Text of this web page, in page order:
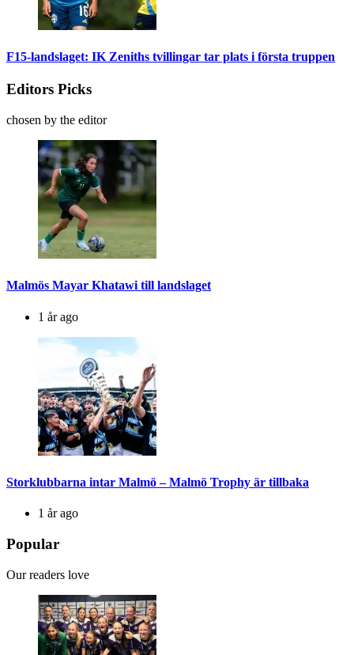
F15-landslaget: IK Zeniths tvillingar tar plats i första truppen
Editors Picks
chosen by the editor
Malmös Mayar Khatawi till landslaget
1 år ago
Storklubbarna intar Malmö – Malmö Trophy är tillbaka
1 år ago
Popular
Our readers love